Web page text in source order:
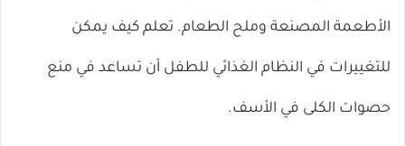
الأطعمة المصنعة وملح الطعام. تعلم كيف يمكن
للتغييرات في النظام الغذائي للطفل أن تساعد في منع
حصوات الكلى في الأسف.